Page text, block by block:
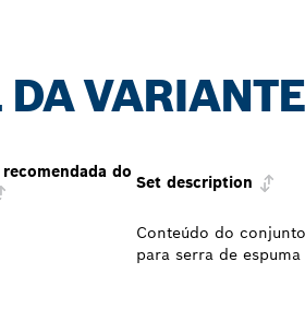
VARIANTE
do
Set description
Conteúdo do
para serra de